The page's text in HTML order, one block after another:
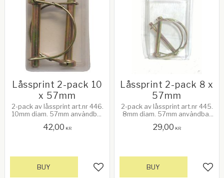
Låssprint 2-pack 10
x 57mm
2-pack av låssprint art.nr 446.
10mm diam. 57mm användbar
42,00 KR
Add to favorites
BUY
Låssprint 2-pack 8 x
57mm
2-pack av låssprint art.nr 445.
8mm diam. 57mm användbar
29,00 KR
BUY